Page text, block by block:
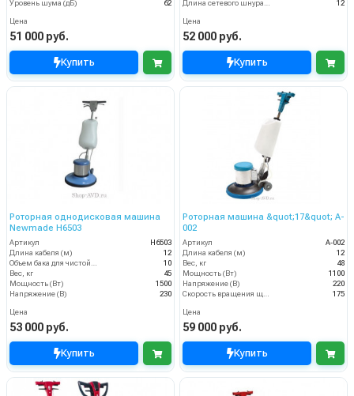
Уровень шума (дБ)
62
Цена
51 000 руб.
Купить
Длина сетевого шнура (м)
12
Цена
52 000 руб.
Купить
Роторная однодисковая машина
Newmade H6503
Артикул
H6503
Длина кабеля (м)
12
Объем бака для чистой воды, л
10
Вес, кг
45
Мощность (Вт)
1500
Напряжение (В)
230
Цена
53 000 руб.
Купить
Роторная машина &quot;17&quot; A-
002
Артикул
A-002
Длина кабеля (м)
12
Вес, кг
48
Мощность (Вт)
1100
Напряжение (В)
220
Скорость вращения щётки (об/мин)
175
Цена
59 000 руб.
Купить